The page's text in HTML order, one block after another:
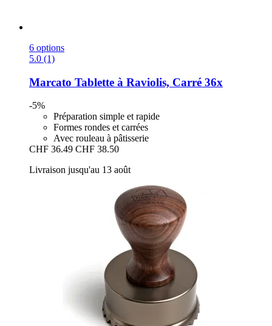
6 options
5.0 (1)
Marcato Tablette à Raviolis, Carré 36x
-5%
Préparation simple et rapide
Formes rondes et carrées
Avec rouleau à pâtisserie
CHF 36.49 CHF 38.50
Livraison jusqu'au 13 août